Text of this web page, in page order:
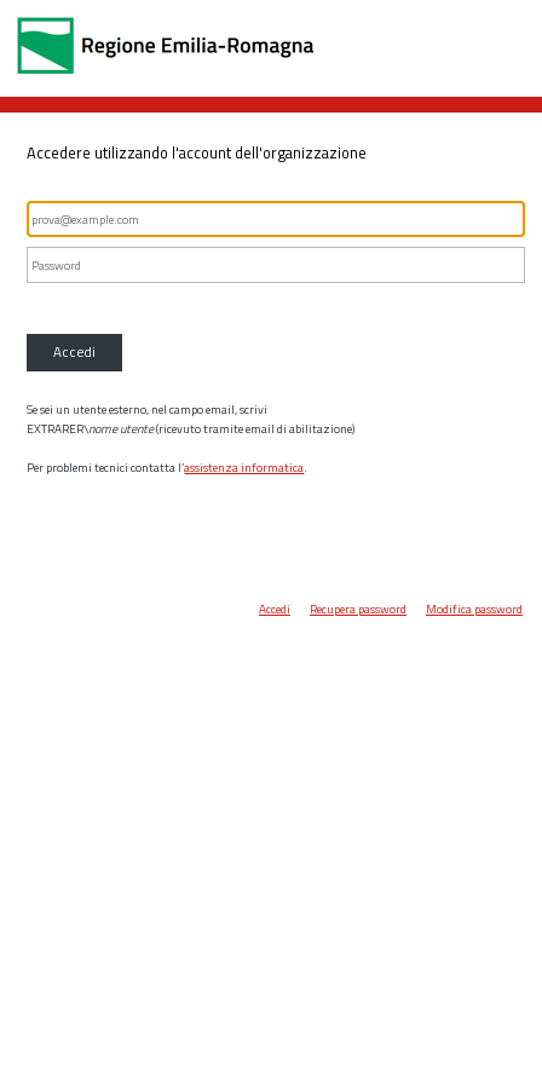
Accedere utilizzando l'account dell'organizzazione
Accedi
Se sei un utente esterno, nel campo email, scrivi
EXTRARER\nome utente(ricevuto tramite email di abilitazione)
Per problemi tecnici contatta l’assistenza informatica.
Accedi Recupera password Modifica password